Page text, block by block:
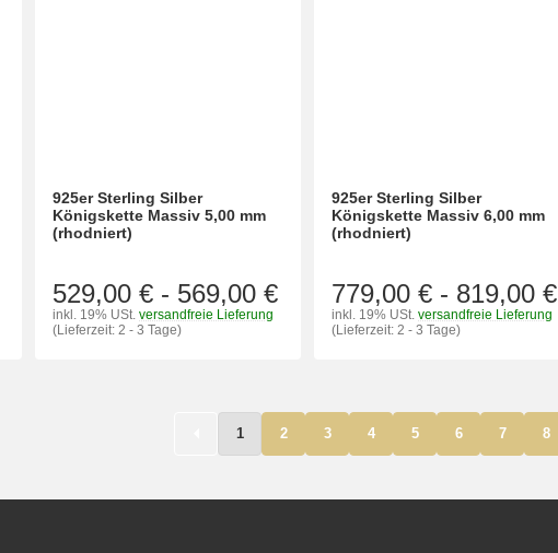
925er Sterling Silber
Königskette Massiv 5,00 mm
(rhodniert)
529,00 € - 569,00 €
inkl. 19% USt. versandfreie Lieferung
(Lieferzeit: 2 - 3 Tage)
925er Sterling Silber
Königskette Massiv 6,00 mm
(rhodniert)
779,00 € - 819,00 €
inkl. 19% USt. versandfreie Lieferung
(Lieferzeit: 2 - 3 Tage)
1 2 3 4 5 6 7 8